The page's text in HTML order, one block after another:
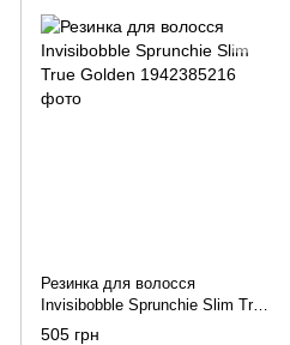
Резинка для волосся
Invisibobble Sprunchie Slim True
Golden
505 грн